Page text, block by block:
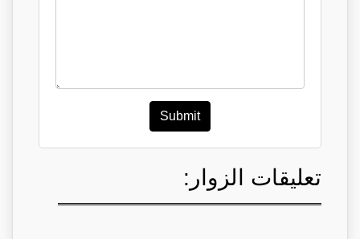
Submit
تعليقات الزوار: